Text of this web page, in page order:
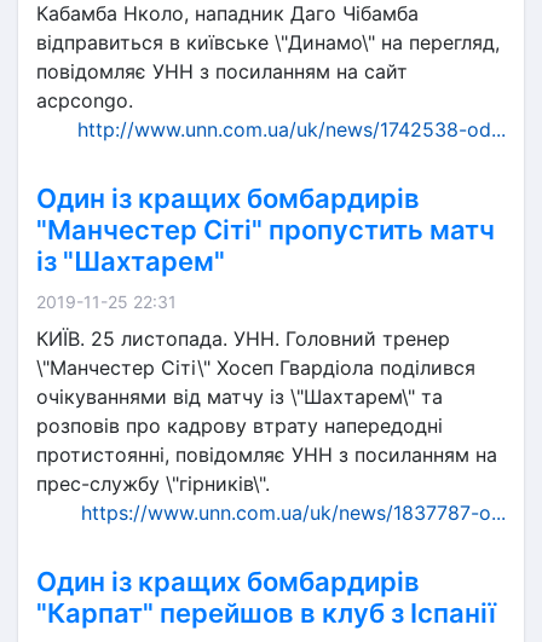
Кабамба Нколо, нападник Даго Чібамба
відправиться в київське \"Динамо\" на перегляд,
повідомляє УНН з посиланням на сайт
acpcongo.
http://www.unn.com.ua/uk/news/1742538-od...
Один із кращих бомбардирів
"Манчестер Сіті" пропустить матч
із "Шахтарем"
2019-11-25 22:31
КИЇВ. 25 листопада. УНН. Головний тренер
\"Манчестер Сіті\" Хосеп Гвардіола поділився
очікуваннями від матчу із \"Шахтарем\" та
розповів про кадрову втрату напередодні
протистоянні, повідомляє УНН з посиланням на
прес-службу \"гірників\".
https://www.unn.com.ua/uk/news/1837787-o...
Один із кращих бомбардирів
"Карпат" перейшов в клуб з Іспанії